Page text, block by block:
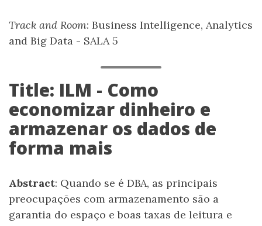
Track and Room: Business Intelligence, Analytics
and Big Data - SALA 5
Title: ILM - Como
economizar dinheiro e
armazenar os dados de
forma mais
Abstract: Quando se é DBA, as principais
preocupações com armazenamento são a
garantia do espaço e boas taxas de leitura e